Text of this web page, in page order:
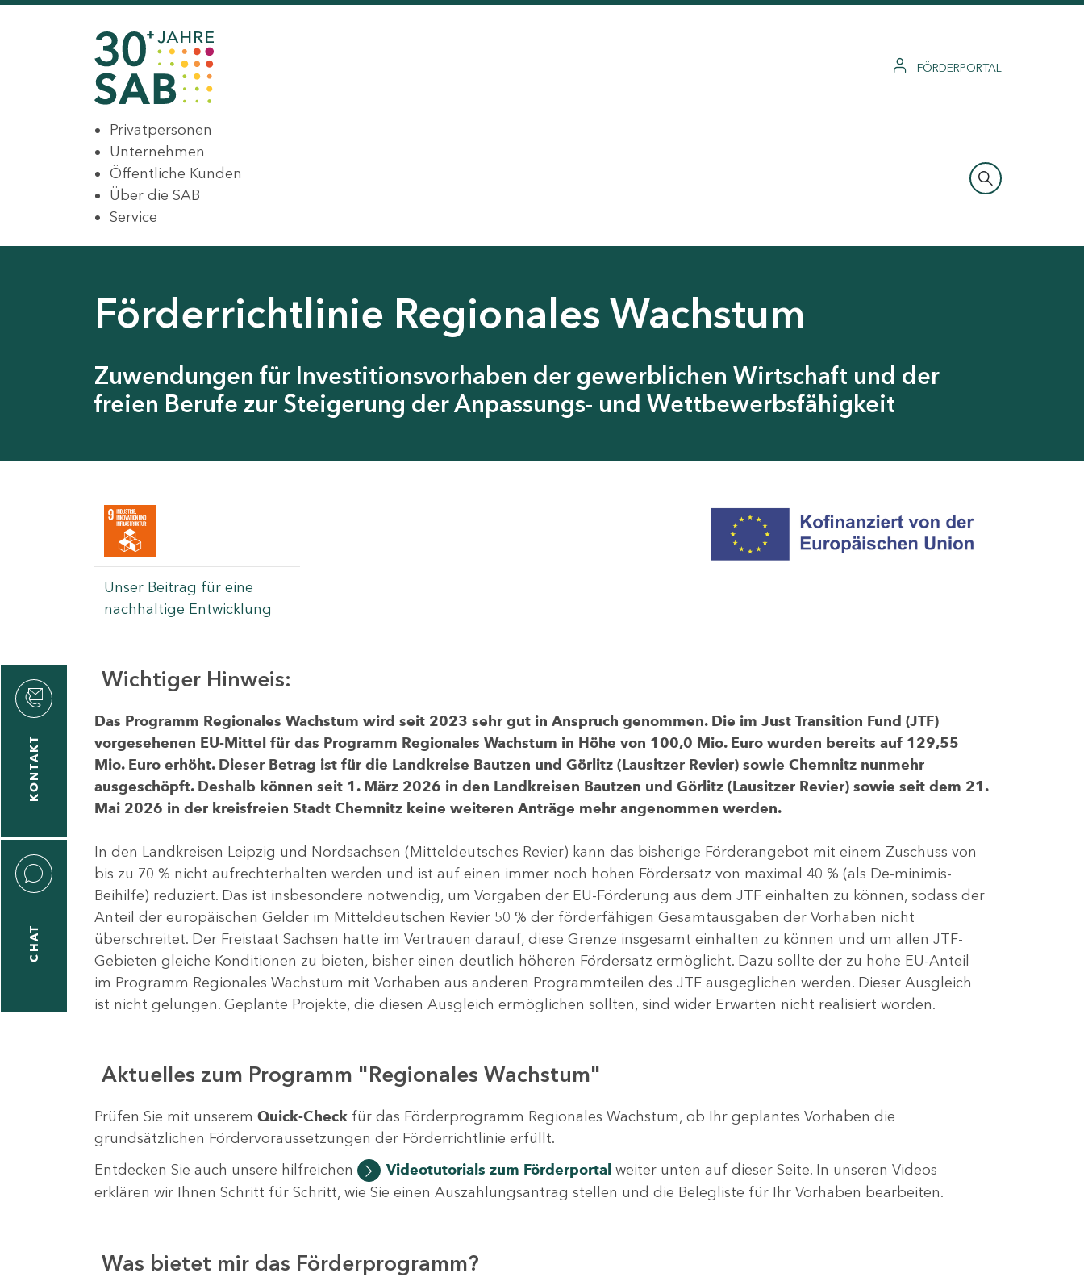
FÖRDERPORTAL
Privatpersonen
Unternehmen
Öffentliche Kunden
Über die SAB
Service
Förderrichtlinie Regionales Wachstum
Zuwendungen für Investitionsvorhaben der gewerblichen Wirtschaft und der
freien Berufe zur Steigerung der Anpassungs- und Wettbewerbsfähigkeit
Unser Beitrag für eine
nachhaltige Entwicklung
KONTAKT
CHAT
Wichtiger Hinweis:
Das Programm Regionales Wachstum wird seit 2023 sehr gut in Anspruch genommen. Die im Just Transition Fund (JTF)
vorgesehenen EU-Mittel für das Programm Regionales Wachstum in Höhe von 100,0 Mio. Euro wurden bereits auf 129,55
Mio. Euro erhöht. Dieser Betrag ist für die Landkreise Bautzen und Görlitz (Lausitzer Revier) sowie Chemnitz nunmehr
ausgeschöpft. Deshalb können seit 1. März 2026 in den Landkreisen Bautzen und Görlitz (Lausitzer Revier) sowie seit dem 21.
Mai 2026 in der kreisfreien Stadt Chemnitz keine weiteren Anträge mehr angenommen werden.
In den Landkreisen Leipzig und Nordsachsen (Mitteldeutsches Revier) kann das bisherige Förderangebot mit einem Zuschuss von
bis zu 70 % nicht aufrechterhalten werden und ist auf einen immer noch hohen Fördersatz von maximal 40 % (als De-minimis-
Beihilfe) reduziert. Das ist insbesondere notwendig, um Vorgaben der EU-Förderung aus dem JTF einhalten zu können, sodass der
Anteil der europäischen Gelder im Mitteldeutschen Revier 50 % der förderfähigen Gesamtausgaben der Vorhaben nicht
überschreitet. Der Freistaat Sachsen hatte im Vertrauen darauf, diese Grenze insgesamt einhalten zu können und um allen JTF-
Gebieten gleiche Konditionen zu bieten, bisher einen deutlich höheren Fördersatz ermöglicht. Dazu sollte der zu hohe EU-Anteil
im Programm Regionales Wachstum mit Vorhaben aus anderen Programmteilen des JTF ausgeglichen werden. Dieser Ausgleich
ist nicht gelungen. Geplante Projekte, die diesen Ausgleich ermöglichen sollten, sind wider Erwarten nicht realisiert worden.
Aktuelles zum Programm "Regionales Wachstum"
Prüfen Sie mit unserem Quick-Check für das Förderprogramm Regionales Wachstum, ob Ihr geplantes Vorhaben die
grundsätzlichen Fördervoraussetzungen der Förderrichtlinie erfüllt.
Entdecken Sie auch unsere hilfreichen
Videotutorials zum Förderportalweiter unten auf dieser Seite. In unseren Videos
erklären wir Ihnen Schritt für Schritt, wie Sie einen Auszahlungsantrag stellen und die Belegliste für Ihr Vorhaben bearbeiten.
Was bietet mir das Förderprogramm?